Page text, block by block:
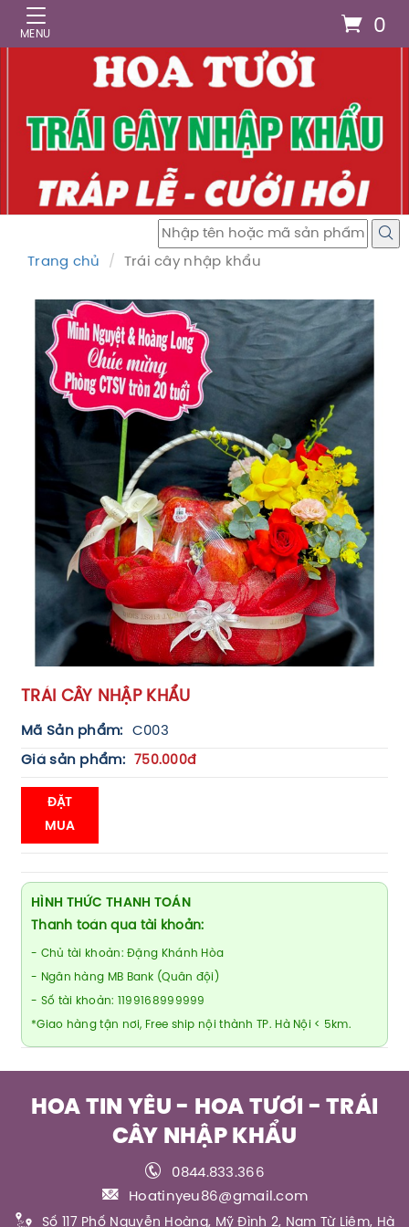
0
Trang chủ Trái cây nhập khẩu
TRÁI CÂY NHẬP KHẨU
Mã Sản phẩm:
C003
Giá sản phẩm:
750.000đ
ĐẶT
MUA
HÌNH THỨC THANH TOÁN
Thanh toán qua tài khoản:
- Chủ tài khoản: Đặng Khánh Hòa
- Ngân hàng MB Bank (Quân đội)
- Số tài khoản: 1199168999999
*Giao hàng tận nơi, Free ship nội thành TP. Hà Nội < 5km.
HOA TIN YÊU - HOA TƯƠI - TRÁI
CÂY NHẬP KHẨU
0844.833.366
Hoatinyeu86@gmail.com
Số 117 Phố Nguyễn Hoàng, Mỹ Đình 2, Nam Từ Liêm, Hà